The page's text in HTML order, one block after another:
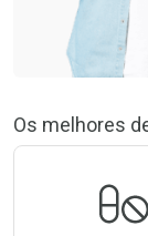
Os melhores